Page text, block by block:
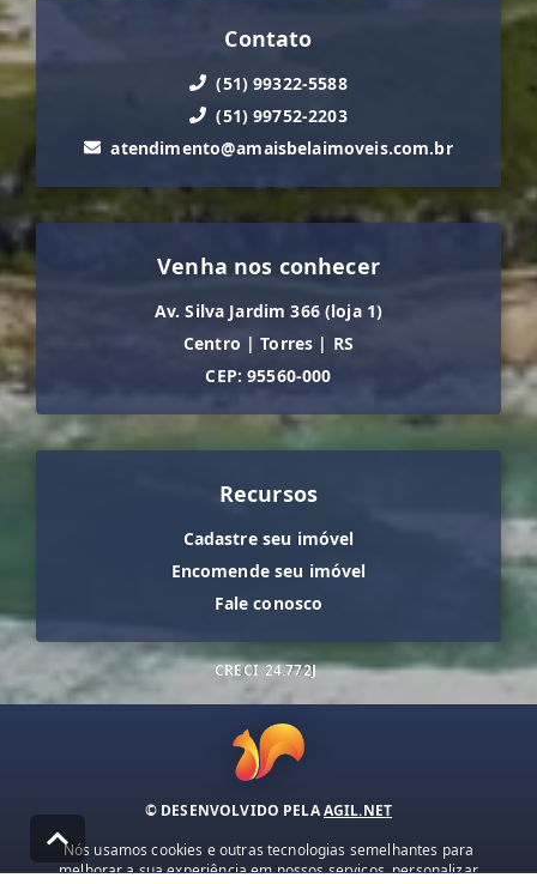
Contato
(51) 99322-5588
(51) 99752-2203
atendimento@amaisbelaimoveis.com.br
Venha nos conhecer
Av. Silva Jardim 366 (loja 1)
Centro | Torres | RS
CEP: 95560-000
Recursos
Cadastre seu imóvel
Encomende seu imóvel
Fale conosco
CRECI 24.772J
© DESENVOLVIDO PELAAGIL.NET
Nós usamos cookies e outras tecnologias semelhantes para
melhorar a sua experiência em nossos serviços, personalizar